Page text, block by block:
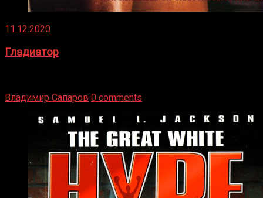
11.12.2020
Гладиатор
Владимир Сапаров 0 comments